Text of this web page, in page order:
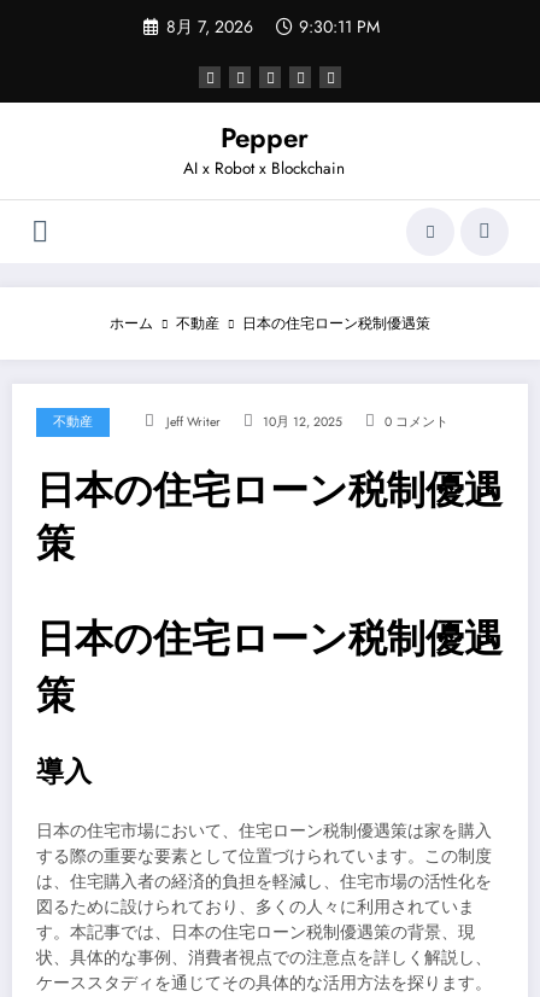
ツ
8月 7, 2026 9:30:11 PM
Pepper
AI x Robot x Blockchain
ホーム 不動産 日本の住宅ローン税制優遇策
不動産 Jeff Writer 10月 12, 2025 0 コメント
日本の住宅ローン税制優遇
策
日本の住宅ローン税制優遇
策
導入
日本の住宅市場において、住宅ローン税制優遇策は家を購入
する際の重要な要素として位置づけられています。この制度
は、住宅購入者の経済的負担を軽減し、住宅市場の活性化を
図るために設けられており、多くの人々に利用されていま
す。本記事では、日本の住宅ローン税制優遇策の背景、現
状、具体的な事例、消費者視点での注意点を詳しく解説し、
ケーススタディを通じてその具体的な活用方法を探ります。